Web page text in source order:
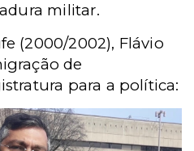
militar.
(2000/2002), Flávio
de
para a política: